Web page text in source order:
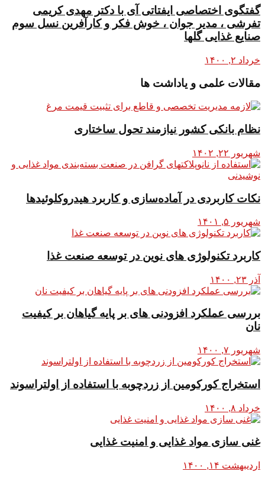
گفتگوی اختصاصی ایفتاتی آی با دکتر مهدی کریمی
تفرشی ، مدیر جوان ، خوش فکر و کارآفرین نسل سوم
صنایع غذایی گلها
خرداد ۲, ۱۴۰۰
مقالات علمی و یاداشت ها
نظام بانکی کشور نیازمند تحول ساختاری
شهریور ۲۲, ۱۴۰۲
نکات کاربردی در آماده‌سازی و کاربرد هیدروکلوئیدها
شهریور ۵, ۱۴۰۱
کاربرد تکنولوژی های نوین در توسعه صنعت غذا
آذر ۲۳, ۱۴۰۰
بررسی عملکرد افزودنی های بر پایه گیاهان بر کیفیت
نان
شهریور ۷, ۱۴۰۰
استخراج کورکومین از زردچوبه با استفاده از اولتراسوند
خرداد ۸, ۱۴۰۰
غنی سازی مواد غذایی و امنیت غذایی
اردیبهشت ۱۴, ۱۴۰۰